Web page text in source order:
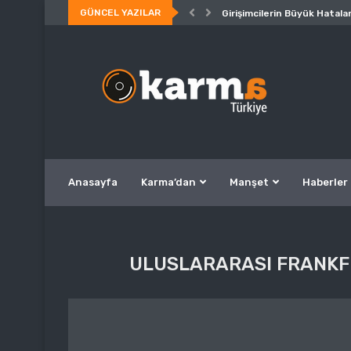
GÜNCEL YAZILAR Girişimcilerin Büyük
Anasayfa Karma’dan Manşet Haberler
ULUSLARARASI